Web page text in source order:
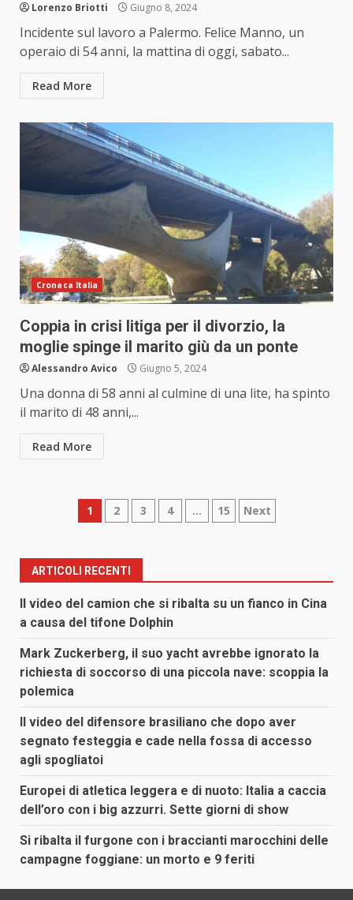
Lorenzo Briotti Giugno 8, 2024
Incidente sul lavoro a Palermo. Felice Manno, un
operaio di 54 anni, la mattina di oggi, sabato...
Read More
Cronaca Italia
Coppia in crisi litiga per il divorzio, la
moglie spinge il marito giù da un ponte
Alessandro Avico Giugno 5, 2024
Una donna di 58 anni al culmine di una lite, ha spinto
il marito di 48 anni,...
Read More
Paginazione
articoli
1 2 3 4 … 15 Next
ARTICOLI RECENTI
Il video del camion che si ribalta su un fianco in Cina
a causa del tifone Dolphin
Mark Zuckerberg, il suo yacht avrebbe ignorato la
richiesta di soccorso di una piccola nave: scoppia la
polemica
Il video del difensore brasiliano che dopo aver
segnato festeggia e cade nella fossa di accesso
agli spogliatoi
Europei di atletica leggera e di nuoto: Italia a caccia
dell’oro con i big azzurri. Sette giorni di show
Si ribalta il furgone con i braccianti marocchini delle
campagne foggiane: un morto e 9 feriti